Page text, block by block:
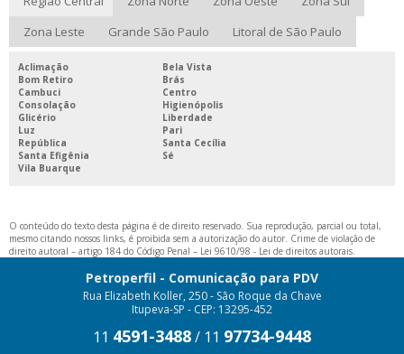
PORTA ETIQUETAS PLÁSTICO
PORTA PREÇO GÔNDOLA
SERVIÇO DE INJEÇÃO PLÁSTICA
SERVIÇOS DE EXTRUSÃO
STOPPER DE SUPERMERCADO
STOPPER PARA GÔNDOLAS
TESTEIRA PARA GÔNDOLA
Zona Leste
Grande São Paulo Litoral de São Paulo
Aclimação
Bela Vista
Bom Retiro
Brás
Cambuci
Centro
Consolação
Higienópolis
Glicério
Liberdade
Luz
Pari
República
Santa Cecília
Santa Efigênia
Sé
Vila Buarque
O conteúdo do texto desta página é de direito reservado. Sua reprodução, parcial ou total,
mesmo citando nossos links, é proibida sem a autorização do autor. Crime de violação de
direito autoral – artigo 184 do Código Penal – Lei 9610/98 - Lei de direitos autorais.
Petroperfil - Comunicação para PDV
Rua Elizabeth Koller, 250 - São Roque da Chave
Itupeva-SP - CEP: 13295-452
11 4591-3488/ 11 97734-9448